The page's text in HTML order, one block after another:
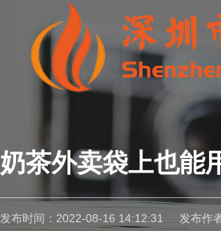
奶茶外卖袋上也能
发布时间：2022-08-16 14:12:31 发布作